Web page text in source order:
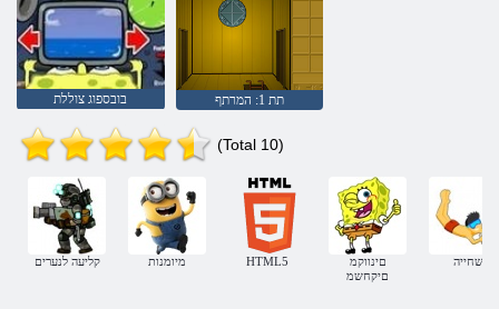
בובספוג צוללת תת 1: המרתף
(Total 10)
קליעה לנערים מיומנות HTML5
םינווקמ
םיקחשמ
שחייה